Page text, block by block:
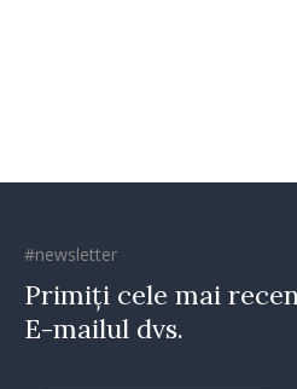
#newsletter
Primiți cele mai
E-mailul dvs.